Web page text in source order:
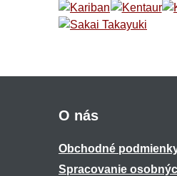
O nás
Obchodné
Spracovanie